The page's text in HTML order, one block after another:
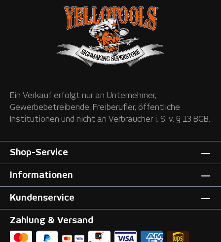
Ein Verkauf erfolgt nur an Unternehmer,
Gewerbebetreibende, Freiberufler, öffentliche
Institutionen und nicht an Verbraucher i. S. v. § 13 BGB.
Shop-Service
Informationen
Kundenservice
Zahlung & Versand